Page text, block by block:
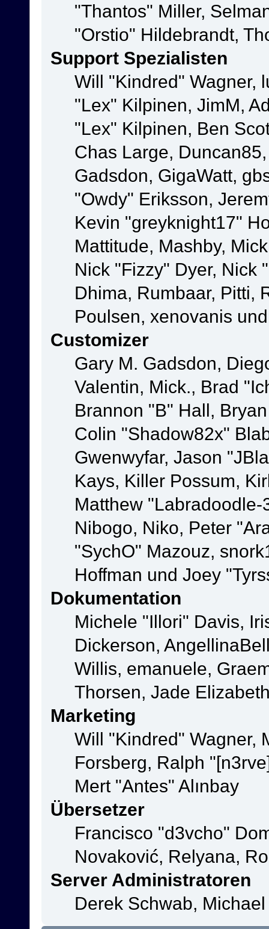
"Thantos" Miller,
"Orstio" Hildebrandt,
Support Spezialisten
Will "Kindred" Wagner,
"Lex" Kilpinen, JimM,
"Lex" Kilpinen, Ben
Chas Large,
Gadsdon, GigaWatt,
"Owdy" Eriksson,
Kevin "greyknight17"
Mattitude, Mashby,
Nick "Fizzy" Dyer, Nick
Dhima, Rumbaar, Pitti,
Poulsen, xenovanis
Customizer
Gary M. Gadsdon,
Valentin, Mick., Brad
Brannon "B" Hall,
Colin "Shadow82x"
Gwenwyfar, Jason
Kays, Killer Possum,
Matthew
Nibogo, Niko, Peter
"SychO" Mazouz,
Hoffman und Joey
Dokumentation
Michele "Illori" Davis,
Dickerson,
Willis, emanuele,
Thorsen, Jade
Marketing
Will "Kindred" Wagner,
Forsberg, Ralph
Mert "Antes" Alınbay
Übersetzer
Francisco "d3vcho"
Novaković, Relyana,
Server Administratoren
Derek Schwab,